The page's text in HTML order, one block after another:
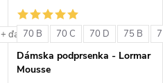
+ ďalšie70 B 70 C 70 D 75 B
Dámska podprsenka - Lormar
Mousse